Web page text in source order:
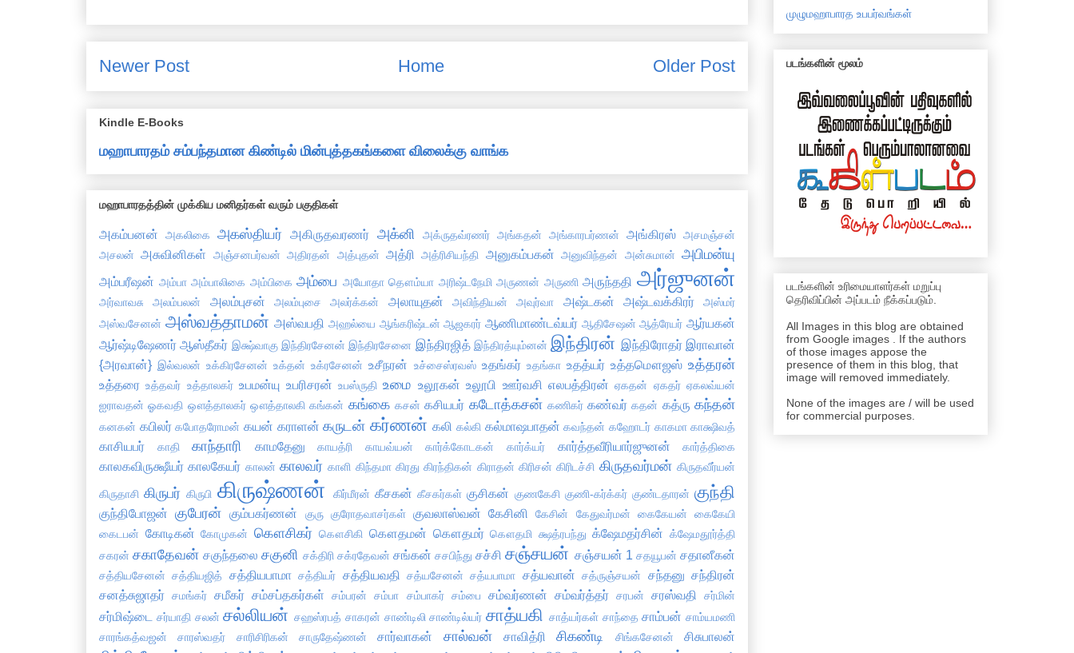
Newer Post Older Post
Home
Kindle E-Books
மஹாபாரதம் சம்பந்தமான கிண்டில் மின்புத்தகங்களை விலைக்கு வாங்க
மஹாபாரதத்தின் முக்கிய மனிதர்கள் வரும் பகுதிகள்
அகம்பனன் அகலிகை அகஸ்தியர் அகிருதவரணர் அக்னி அக்ருதவ்ரணர் அங்கதன் அங்காரபர்ணன் அங்கிரஸ் அசமஞ்சன்
அசலன் அசுவினிகள் அஞ்சனபர்வன் அதிரதன் அத்புதன் அத்ரி அத்ரிசியந்தி அனுகம்பகன் அனுவிந்தன் அன்சுமான் அபிமன்யு
அம்பரீஷன் அம்பா அம்பாலிகை அம்பிகை அம்பை அயோதா தௌம்யா அரிஷ்டநேமி அருணன் அருணி அருந்ததி அர்ஜுனன்
அர்வாவசு அலம்பலன் அலம்புசன் அலம்புசை அலர்க்கன் அலாயுதன் அவிந்தியன் அவுர்வா அஷ்டகன் அஷ்டவக்கிரர்
அஸ்மர்
அஸ்வசேனன் அஸ்வத்தாமன் அஸ்வபதி அஹல்யை ஆங்கரிஷ்டன் ஆஜகரர் ஆணிமாண்டவ்யர் ஆதிசேஷன் ஆத்ரேயர் ஆர்யகன்
ஆர்ஷ்டிஷேணர் ஆஸ்தீகர் இக்ஷ்வாகு இந்திரசேனன் இந்திரசேனை இந்திரஜித் இந்திரத்யும்னன் இந்திரன் இந்திரோதர் இராவான்
{அரவான்} இல்வலன் உக்கிரசேனன் உக்தன் உக்ரசேனன் உசீநரன் உச்சைஸ்ரவஸ் உதங்கர் உதங்கா உதத்யர் உத்தமௌஜஸ் உத்தரன்
உத்தரை உத்தவர் உத்தாலகர் உபமன்யு உபரிசரன் உபஸ்ருதி உமை உலூகன் உலூபி ஊர்வசி எலபத்திரன் ஏகதன் ஏகதர் ஏகலவ்யன்
ஐராவதன் ஓகவதி ஔத்தாலகர் ஔத்தாலகி கங்கன் கங்கை கசன் கசியபர் கடோத்கசன் கணிகர் கண்வர் கதன் கத்ரு கந்தன்
கனகன் கபிலர் கபோதரோமன் கயன் கராளன் கருடன் கர்ணன் கலி கல்கி கல்மாஷபாதன் கவந்தன் கஹோடர் காகமா காக்ஷிவத்
காசியபர் காதி காந்தாரி காமதேனு காயத்ரி காயவ்யன் கார்க்கோடகன் கார்க்யர் கார்த்தவீரியார்ஜுனன் கார்த்திகை
காலகவிருக்ஷீயர் காலகேயர் காலன் காலவர் காளி கிந்தமா கிரது கிரந்திகன் கிராதன் கிரிசன் கிரிடச்சி கிருதவர்மன் கிருதவீர்யன்
கிருதாசி கிருபர் கிருபி கிருஷ்ணன் கிர்மீரன் கீசகன் கீசகர்கள் குசிகன் குணகேசி குணி-கர்க்கர் குண்டதாரன் குந்தி
குந்திபோஜன் குபேரன் கும்பகர்ணன் குரு குரோதவாசர்கள் குவலாஸ்வன் கேசினி கேசின் கேதுவர்மன் கைகேயன்
கைகேயி
கைடபன் கோடிகன் கோமுகன் கௌசிகர் கௌசிகி கௌதமன் கௌதமர் கௌதமி க்ஷத்ரபந்து க்ஷேமதர்சின் க்ஷேமதூர்த்தி
சகரன் சகாதேவன் சகுந்தலை சகுனி சக்திரி சக்ரதேவன் சங்கன் சசபிந்து சச்சி சஞ்சயன் சஞ்சயன் 1 சதயூபன் சதானீகன்
சத்தியசேனன் சத்தியஜித் சத்தியபாமா சத்தியர் சத்தியவதி சத்யசேனன் சத்யபாமா சத்யவான் சத்ருஞ்சயன் சந்தனு சந்திரன்
சனத்சுஜாதர் சமங்கர் சமீகர் சம்சப்தகர்கள் சம்பரன் சம்பா சம்பாகர் சம்பை சம்வர்ணன் சம்வர்த்தர் சரபன் சரஸ்வதி சர்மின்
சர்மிஷ்டை சர்யாதி சலன் சல்லியன் சஹஸ்ரபத் சாகரன் சாண்டிலி சாண்டில்யர் சாத்யகி சாத்யர்கள் சாந்தை சாம்பன் சாம்யமணி
சாரங்கத்வஜன்
சாரஸ்வதர் சாரிசிரிகன் சாருதேஷ்ணன் சார்வாகன் சால்வன் சாவித்ரி சிகண்டி சிங்கசேனன் சிசுபாலன்
முழுமஹாபாரத உபபர்வங்கள்
படங்களின் மூலம்
படங்களின் உரிமையாளர்கள் மறுப்பு
தெரிவிப்பின் அப்படம் நீக்கப்படும்.
All Images in this blog are obtained
from Google images . If the authors
of those images appose the
presence of them in this blog, that
image will removed immediately.
None of the images are / will be used
for commercial purposes.